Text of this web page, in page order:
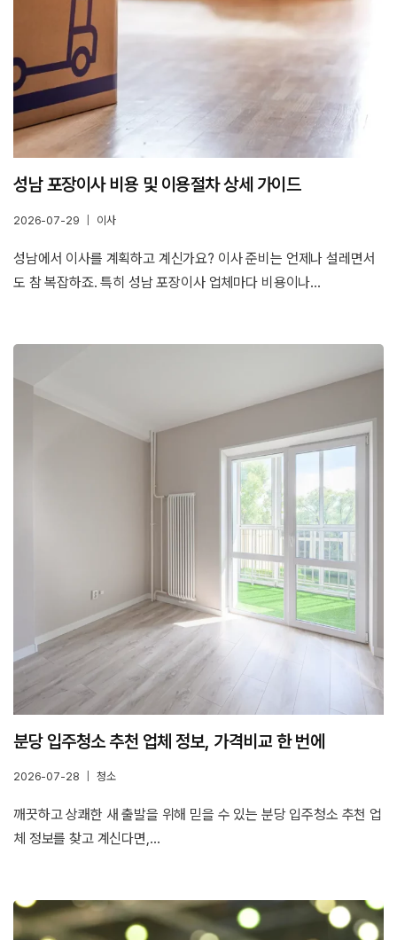
성남 포장이사 비용 및 이용절차 상세 가이드
2026-07-29 이사
성남에서 이사를 계획하고 계신가요? 이사 준비는 언제나 설레면서
도 참 복잡하죠. 특히 성남 포장이사 업체마다 비용이나…
분당 입주청소 추천 업체 정보, 가격비교 한 번에
2026-07-28 청소
깨끗하고 상쾌한 새 출발을 위해 믿을 수 있는 분당 입주청소 추천 업
체 정보를 찾고 계신다면,…